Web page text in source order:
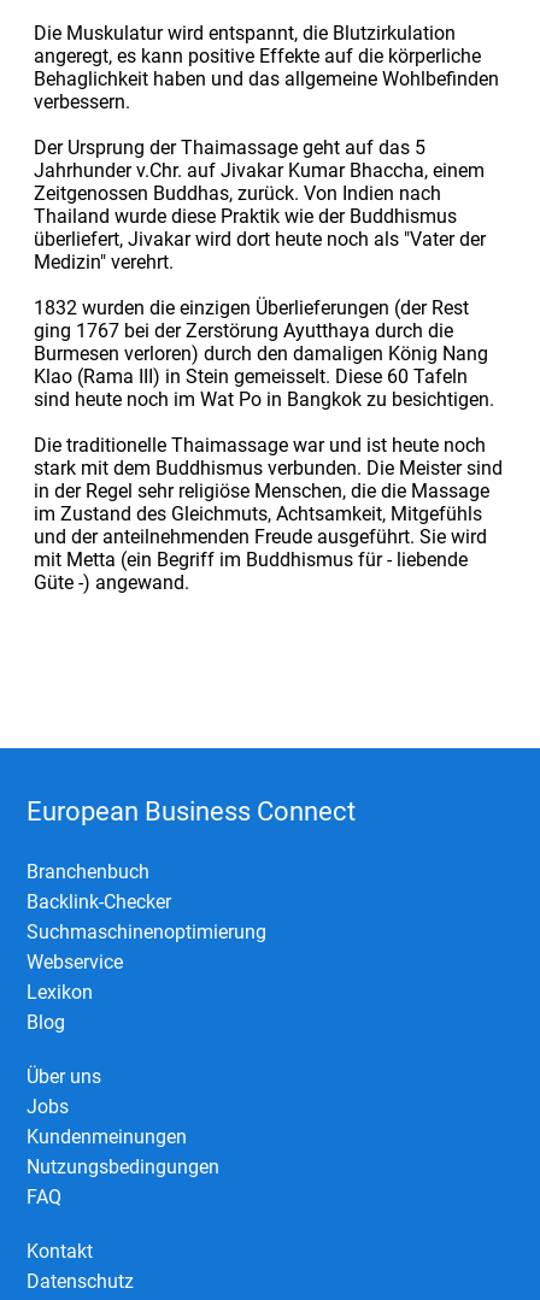
Die Muskulatur wird entspannt, die Blutzirkulation
angeregt, es kann positive Effekte auf die körperliche
Behaglichkeit haben und das allgemeine Wohlbefinden
verbessern.
Der Ursprung der Thaimassage geht auf das 5
Jahrhunder v.Chr. auf Jivakar Kumar Bhaccha, einem
Zeitgenossen Buddhas, zurück. Von Indien nach
Thailand wurde diese Praktik wie der Buddhismus
überliefert, Jivakar wird dort heute noch als "Vater der
Medizin" verehrt.
1832 wurden die einzigen Überlieferungen (der Rest
ging 1767 bei der Zerstörung Ayutthaya durch die
Burmesen verloren) durch den damaligen König Nang
Klao (Rama III) in Stein gemeisselt. Diese 60 Tafeln
sind heute noch im Wat Po in Bangkok zu besichtigen.
Die traditionelle Thaimassage war und ist heute noch
stark mit dem Buddhismus verbunden. Die Meister sind
in der Regel sehr religiöse Menschen, die die Massage
im Zustand des Gleichmuts, Achtsamkeit, Mitgefühls
und der anteilnehmenden Freude ausgeführt. Sie wird
mit Metta (ein Begriff im Buddhismus für - liebende
Güte -) angewand.
European Business Connect
Branchenbuch
Backlink-Checker
Suchmaschinenoptimierung
Webservice
Lexikon
Blog
Über uns
Jobs
Kundenmeinungen
Nutzungsbedingungen
FAQ
Kontakt
Datenschutz